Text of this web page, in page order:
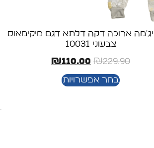
ארוכה דקה דלתא דגם מיקימאוס
צבעוני 10031
₪229.90
₪110.00
בחר אפשרויות